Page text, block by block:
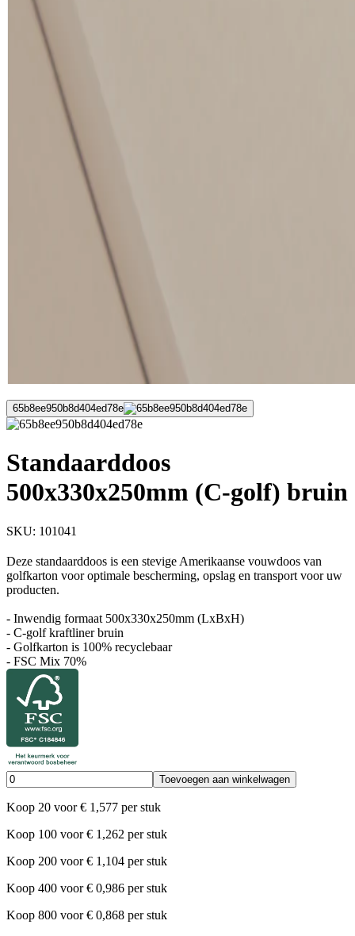
65b8ee950b8d404ed78e
Standaarddoos
500x330x250mm (C-golf) bruin
SKU: 101041
Deze standaarddoos is een stevige Amerikaanse vouwdoos van
golfkarton voor optimale bescherming, opslag en transport voor uw
producten.
- Inwendig formaat 500x330x250mm (LxBxH)
- C-golf kraftliner bruin
- Golfkarton is 100% recyclebaar
- FSC Mix 70%
Toevoegen aan winkelwagen
Koop 20 voor € 1,577 per stuk
Koop 100 voor € 1,262 per stuk
Koop 200 voor € 1,104 per stuk
Koop 400 voor € 0,986 per stuk
Koop 800 voor € 0,868 per stuk